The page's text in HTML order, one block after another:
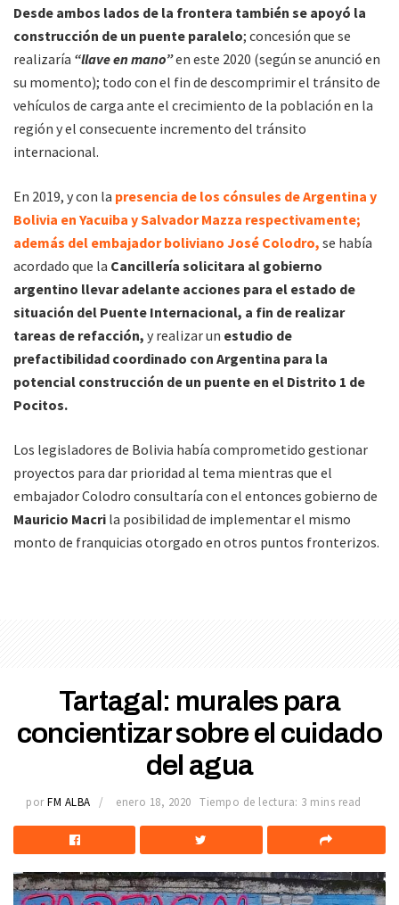
Desde ambos lados de la frontera también se apoyó la
construcción de un puente paralelo; concesión que se
realizaría “llave en mano”en este 2020 (según se anunció en
su momento); todo con el fin de descomprimir el tránsito de
vehículos de carga ante el crecimiento de la población en la
región y el consecuente incremento del tránsito
internacional.
En 2019, y con la presencia de los cónsules de Argentina y
Bolivia en Yacuiba y Salvador Mazza respectivamente;
además del embajador boliviano José Colodro, se había
acordado que la Cancillería solicitara al gobierno
argentino llevar adelante acciones para el estado de
situación del Puente Internacional, a fin de realizar
tareas de refacción, y realizar un estudio de
prefactibilidad coordinado con Argentina para la
potencial construcción de un puente en el Distrito 1 de
Pocitos.
Los legisladores de Bolivia había comprometido gestionar
proyectos para dar prioridad al tema mientras que el
embajador Colodro consultaría con el entonces gobierno de
Mauricio Macri la posibilidad de implementar el mismo
monto de franquicias otorgado en otros puntos fronterizos.
Tartagal: murales para
concientizar sobre el cuidado
del agua
por FM ALBA enero 18, 2020 Tiempo de lectura: 3 mins read